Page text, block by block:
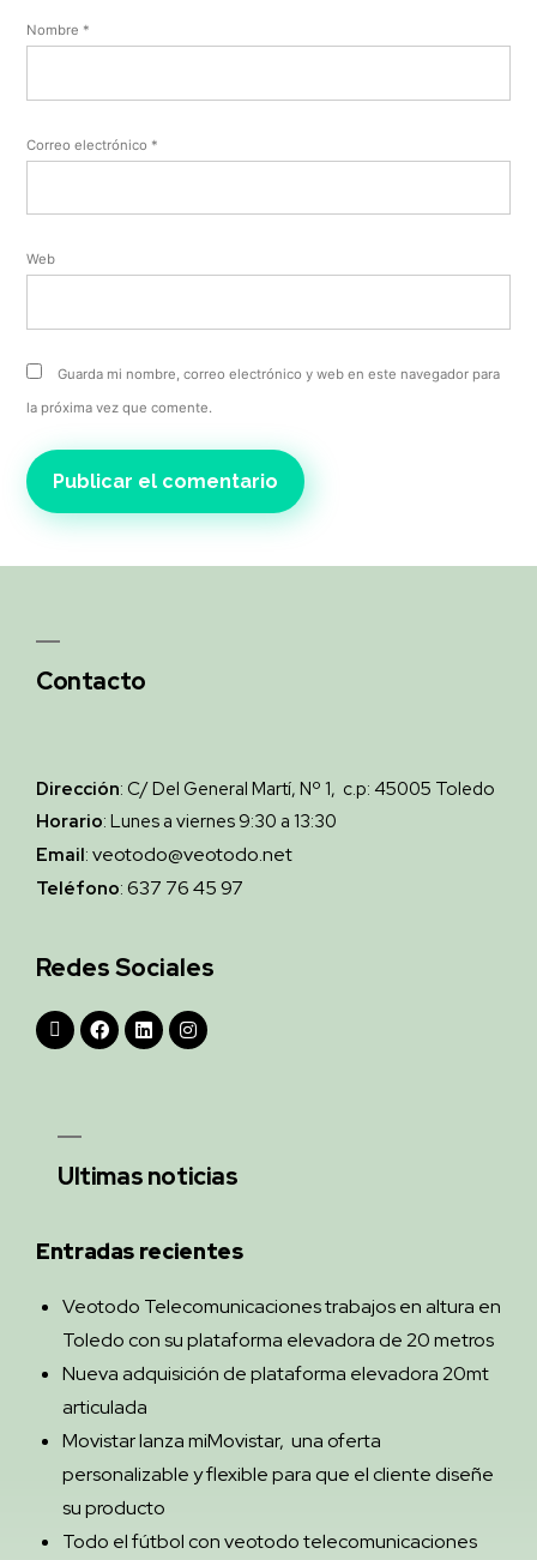
Nombre *
Correo electrónico *
Web
Guarda mi nombre, correo electrónico y web en este navegador para
la próxima vez que comente.
Contacto
Dirección: C/ Del General Martí, Nº 1, c.p: 45005 Toledo
Horario: Lunes a viernes 9:30 a 13:30
Email: veotodo@veotodo.net
Teléfono: 637 76 45 97
Redes Sociales
Ultimas noticias
Entradas recientes
Veotodo Telecomunicaciones trabajos en altura en
Toledo con su plataforma elevadora de 20 metros
Nueva adquisición de plataforma elevadora 20mt
articulada
Movistar lanza miMovistar, una oferta
personalizable y flexible para que el cliente diseñe
su producto
Todo el fútbol con veotodo telecomunicaciones